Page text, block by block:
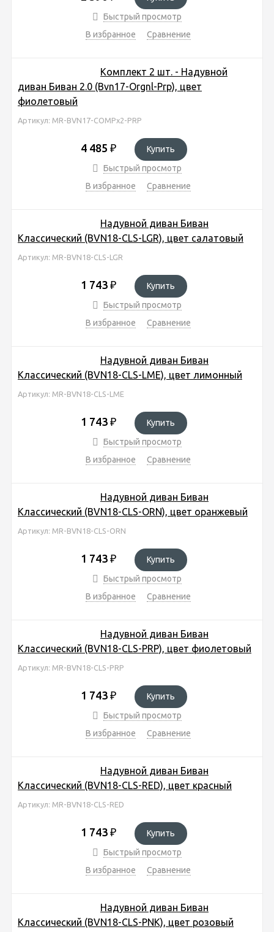
Быстрый просмотр
В избранное
Сравнение
Комплект 2 шт. - Надувной
диван Биван 2.0 (Bvn17-Orgnl-Prp), цвет
фиолетовый
Артикул: MR-BVN17-COMPx2-PRP
4 485 ₽
Купить
Быстрый просмотр
В избранное
Сравнение
Надувной диван Биван
Классический (BVN18-CLS-LGR), цвет салатовый
Артикул: MR-BVN18-CLS-LGR
1 743 ₽
Купить
Быстрый просмотр
В избранное
Сравнение
Надувной диван Биван
Классический (BVN18-CLS-LME), цвет лимонный
Артикул: MR-BVN18-CLS-LME
1 743 ₽
Купить
Быстрый просмотр
В избранное
Сравнение
Надувной диван Биван
Классический (BVN18-CLS-ORN), цвет оранжевый
Артикул: MR-BVN18-CLS-ORN
1 743 ₽
Купить
Быстрый просмотр
В избранное
Сравнение
Надувной диван Биван
Классический (BVN18-CLS-PRP), цвет фиолетовый
Артикул: MR-BVN18-CLS-PRP
1 743 ₽
Купить
Быстрый просмотр
В избранное
Сравнение
Надувной диван Биван
Классический (BVN18-CLS-RED), цвет красный
Артикул: MR-BVN18-CLS-RED
1 743 ₽
Купить
Быстрый просмотр
В избранное
Сравнение
Надувной диван Биван
Классический (BVN18-CLS-PNK), цвет розовый